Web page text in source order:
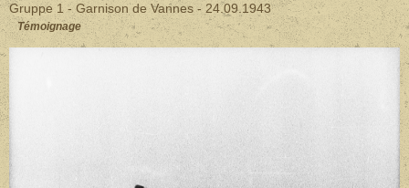
Gruppe 1 - Garnison de Vannes - 24.09.1943
Témoignage